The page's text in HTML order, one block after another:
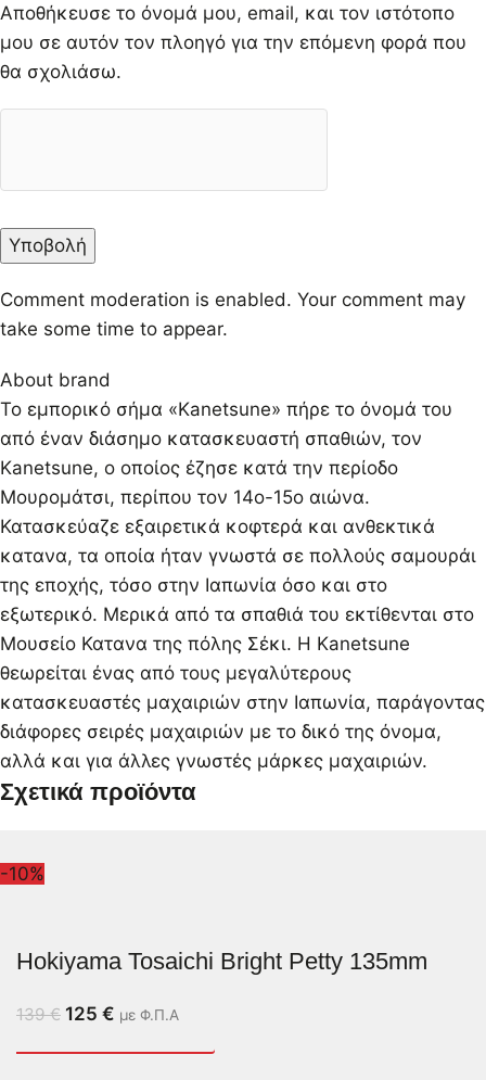
Αποθήκευσε το όνομά μου, email, και τον ιστότοπο
μου σε αυτόν τον πλοηγό για την επόμενη φορά που
θα σχολιάσω.
Comment moderation is enabled. Your comment may
take some time to appear.
About brand
Το εμπορικό σήμα «Kanetsune» πήρε το όνομά του
από έναν διάσημο κατασκευαστή σπαθιών, τον
Kanetsune, ο οποίος έζησε κατά την περίοδο
Μουρομάτσι, περίπου τον 14ο-15ο αιώνα.
Κατασκεύαζε εξαιρετικά κοφτερά και ανθεκτικά
κατανα, τα οποία ήταν γνωστά σε πολλούς σαμουράι
της εποχής, τόσο στην Ιαπωνία όσο και στο
εξωτερικό. Μερικά από τα σπαθιά του εκτίθενται στο
Μουσείο Κατανα της πόλης Σέκι. Η Kanetsune
θεωρείται ένας από τους μεγαλύτερους
κατασκευαστές μαχαιριών στην Ιαπωνία, παράγοντας
διάφορες σειρές μαχαιριών με το δικό της όνομα,
αλλά και για άλλες γνωστές μάρκες μαχαιριών.
Σχετικά προϊόντα
-10%
Hokiyama Tosaichi Bright Petty 135mm
139€ 125 € με Φ.Π.Α